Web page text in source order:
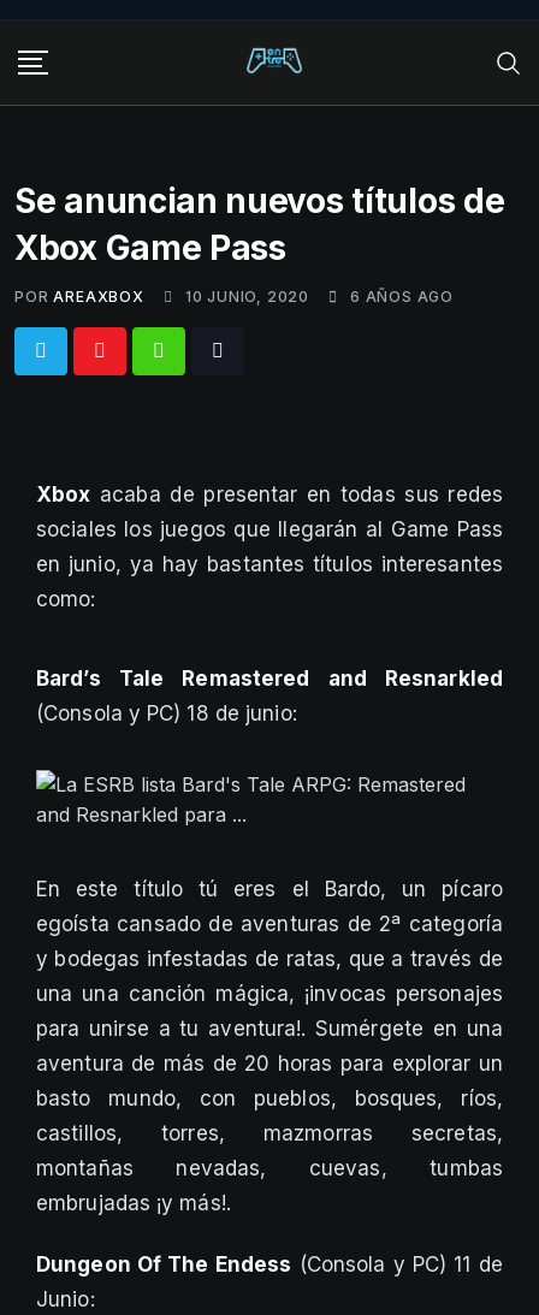
content
Se anuncian nuevos títulos de
Xbox Game Pass
POR AREAXBOX 10 JUNIO, 2020 6 AÑOS AGO
WhatsappTiktok
Xbox acaba de presentar en todas sus redes
sociales los juegos que llegarán al Game Pass
en junio, ya hay bastantes títulos interesantes
como:
Bard’s Tale Remastered and Resnarkled
(Consola y PC) 18 de junio:
En este título tú eres el Bardo, un pícaro
egoísta cansado de aventuras de 2ª categoría
y bodegas infestadas de ratas, que a través de
una una canción mágica, ¡invocas personajes
para unirse a tu aventura!. Sumérgete en una
aventura de más de 20 horas para explorar un
basto mundo, con pueblos, bosques, ríos,
castillos, torres, mazmorras secretas,
montañas nevadas, cuevas, tumbas
embrujadas ¡y más!.
Dungeon Of The Endess (Consola y PC) 11 de
Junio: